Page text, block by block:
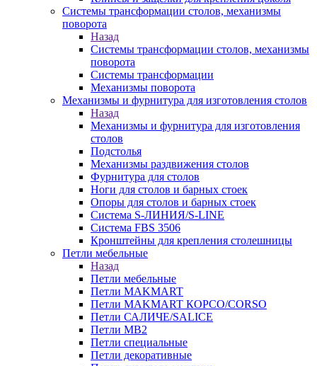
Системы трансформации столов, механизмы
поворота
Назад
Системы трансформации столов, механизмы
поворота
Системы трансформации
Механизмы поворота
Механизмы и фурнитура для изготовления столов
Назад
Механизмы и фурнитура для изготовления
столов
Подстолья
Механизмы раздвижения столов
Фурнитура для столов
Ноги для столов и барных стоек
Опоры для столов и барных стоек
Система S-ЛИНИЯ/S-LINE
Система FBS 3506
Кронштейны для крепления столешницы
Петли мебельные
Назад
Петли мебельные
Петли MAKMART
Петли MAKMART КОРСО/CORSO
Петли САЛИЧЕ/SALICE
Петли MB2
Петли специальные
Петли декоративные